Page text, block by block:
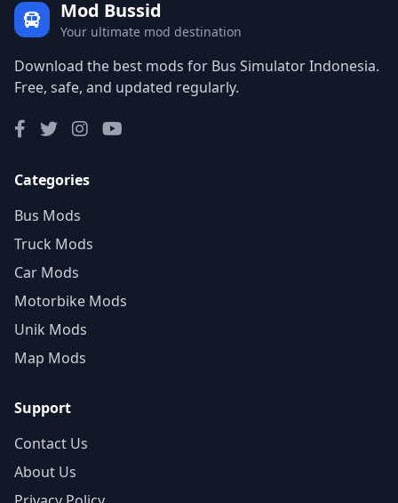
Mod Bussid
Your ultimate mod destination
Download the best mods for Bus Simulator Indonesia.
Free, safe, and updated regularly.
Categories
Bus Mods
Truck Mods
Car Mods
Motorbike Mods
Unik Mods
Map Mods
Support
Contact Us
About Us